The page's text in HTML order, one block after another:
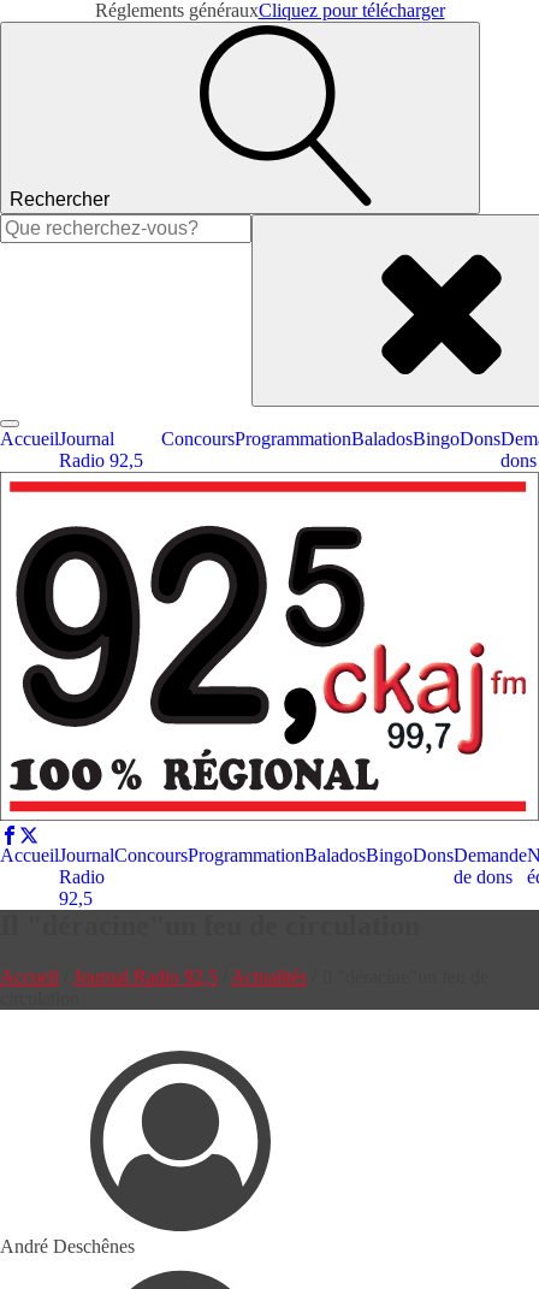
Réglements générauxCliquez pour télécharger
Rechercher
Rechercher :
AccueilJournal
Radio 92,5
ConcoursProgrammationBaladosBingoDons
dons
AccueilJournal
Radio
92,5
ConcoursProgrammationBaladosBingoDonsDemande
de dons
Accueil Journal Radio 92,5 Actualités
André Deschênes